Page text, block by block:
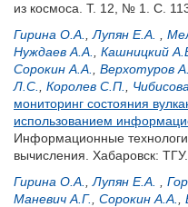
из космоса. Т. 12, № 1. С.
Гирина О.А.
Лупян Е.А.
Нуждаев А.А.
Кашницкий
Сорокин А.А.
Верхотуров
Л.С.
Королев С.П.
мониторинг состояния
использованием
Информационные
вычисления. Хабаровск:
Гирина О.А.
Лупян Е.А.
Маневич А.Г.
Сорокин А.А.